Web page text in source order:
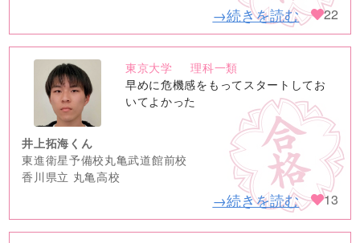
→続きを読む 22
no
image
東京大学
理科一類
早めに危機感をもってスタートしてお
いてよかった
井上拓海くん
東進衛星予備校丸亀武道館前校
香川県立 丸亀高校
→続きを読む 13